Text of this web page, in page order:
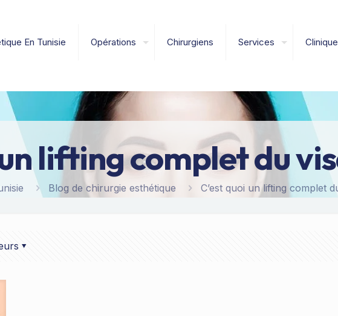
En Tunisie Opérations Chirurgiens Services
lifting complet du
Blog de chirurgie esthétique C’est quoi un lifting complet